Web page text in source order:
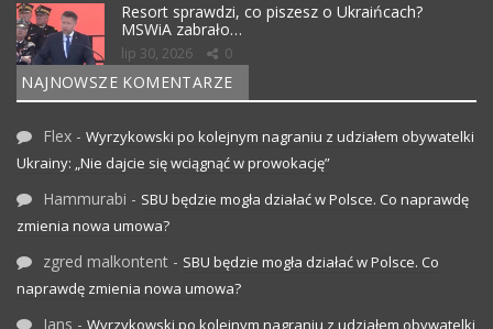
Resort sprawdzi, co piszesz o Ukraińcach?
MSWiA zabrało…
lip 30, 2026 0
NAJNOWSZE KOMENTARZE
Flex - Wyrzykowski po kolejnym nagraniu z udziałem obywatelki
Ukrainy: „Nie dajcie się wciągnąć w prowokację”
Hammurabi - SBU będzie mogła działać w Polsce. Co naprawdę
zmienia nowa umowa?
zgred malkontent - SBU będzie mogła działać w Polsce. Co
naprawdę zmienia nowa umowa?
Jans - Wyrzykowski po kolejnym nagraniu z udziałem obywatelki